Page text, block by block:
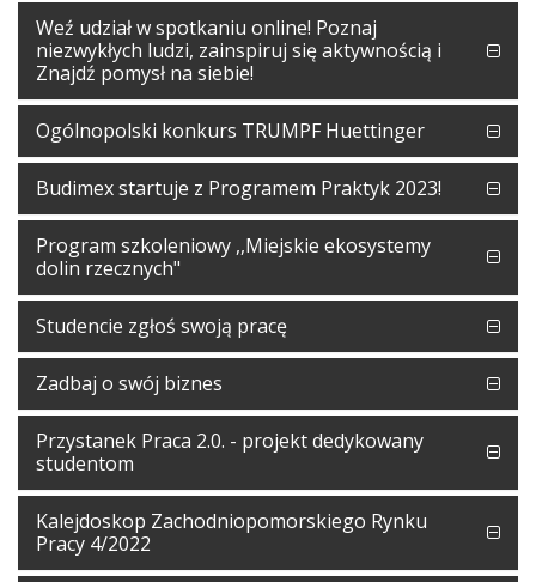
Weź udział w spotkaniu online! Poznaj
niezwykłych ludzi, zainspiruj się aktywnością i
Znajdź pomysł na siebie!
Ogólnopolski konkurs TRUMPF Huettinger
Budimex startuje z Programem Praktyk 2023!
Program szkoleniowy ,,Miejskie ekosystemy
dolin rzecznych"
Studencie zgłoś swoją pracę
Zadbaj o swój biznes
Przystanek Praca 2.0. - projekt dedykowany
studentom
Kalejdoskop Zachodniopomorskiego Rynku
Pracy 4/2022